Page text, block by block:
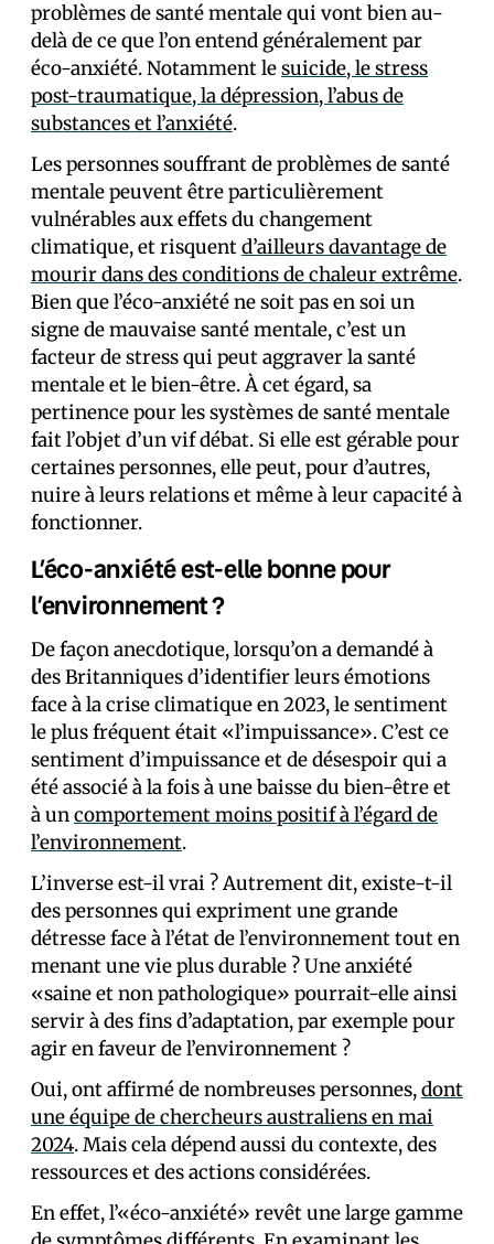
problèmes de santé mentale qui vont bien au-
delà de ce que l’on entend généralement par
éco-anxiété. Notamment lesuicide, le stress
post-traumatique, la dépression, l’abus de
substances et l’anxiété.
Les personnes souffrant de problèmes de santé
mentale peuvent être particulièrement
vulnérables aux effets du changement
climatique, et risquentd’ailleurs davantage de
mourir dans des conditions de chaleur extrême.
Bien que l’éco-anxiété ne soit pas en soi un
signe de mauvaise santé mentale, c’est un
facteur de stress qui peut aggraver la santé
mentale et le bien-être. À cet égard, sa
pertinence pour les systèmes de santé mentale
fait l’objet d’un vif débat. Si elle est gérable pour
certaines personnes, elle peut, pour d’autres,
nuire à leurs relations et même à leur capacité à
fonctionner.
L’éco-anxiété est-elle bonne pour
l’environnement ?
De façon anecdotique, lorsqu’on a demandé à
des Britanniques d’identifier leurs émotions
face à la crise climatique en 2023, le sentiment
le plus fréquent était «l’impuissance». C’est ce
sentiment d’impuissance et de désespoir qui a
été associé à la fois à une baisse du bien-être et
à uncomportement moins positif à l’égard de
l’environnement.
L’inverse est-il vrai ? Autrement dit, existe-t-il
des personnes qui expriment une grande
détresse face à l’état de l’environnement tout en
menant une vie plus durable ? Une anxiété
«saine et non pathologique» pourrait-elle ainsi
servir à des fins d’adaptation, par exemple pour
agir en faveur de l’environnement ?
Oui, ont affirmé de nombreuses personnes,dont
une équipe de chercheurs australiens en mai
2024. Mais cela dépend aussi du contexte, des
ressources et des actions considérées.
En effet, l’«éco-anxiété» revêt une large gamme